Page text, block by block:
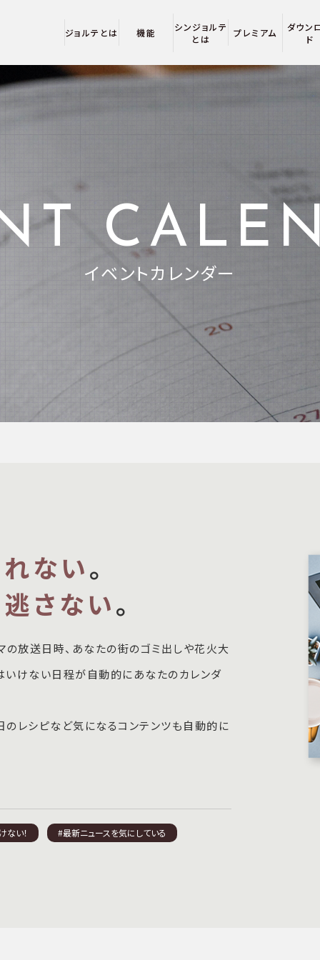
ジョルテとは 機能
シンジョルテ
とは
プレミアム
ダウン
ド
イベントカレンダー
ない。
逃さない。
放送日時、あなたの街のゴミ出しや花火大
いけない日程が自動的にあなたのカレンダ
のレシピなど気になるコンテンツも自動的に
ない！ #最新ニュースを気にしている